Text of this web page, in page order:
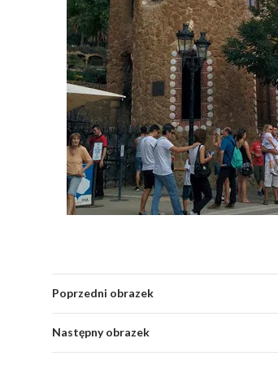
Poprzedni obrazek
Następny obrazek